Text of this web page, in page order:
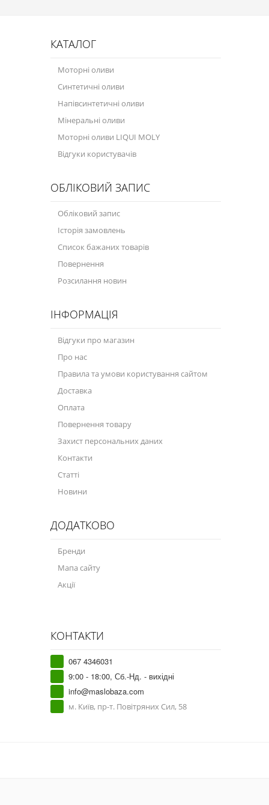
КАТАЛОГ
Моторні оливи
Синтетичні оливи
Напівсинтетичні оливи
Мінеральні оливи
Моторні оливи LIQUI MOLY
Відгуки користувачів
ОБЛІКОВИЙ ЗАПИС
Обліковий запис
Історія замовлень
Список бажаних товарів
Повернення
Розсилання новин
ІНФОРМАЦІЯ
Відгуки про магазин
Про нас
Правила та умови користування сайтом
Доставка
Оплата
Повернення товару
Захист персональних даних
Контакти
Статті
Новини
ДОДАТКОВО
Бренди
Мапа сайту
Акції
КОНТАКТИ
067 4346031
9:00 - 18:00, Сб.-Нд. - вихідні
info@maslobaza.com
м. Київ, пр-т. Повітряних Сил, 58